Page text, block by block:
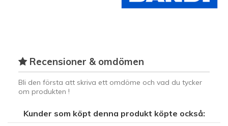
Recensioner & omdömen
Bli den första att skriva ett omdöme och vad du tycker
om produkten !
Kunder som köpt denna produkt köpte också: